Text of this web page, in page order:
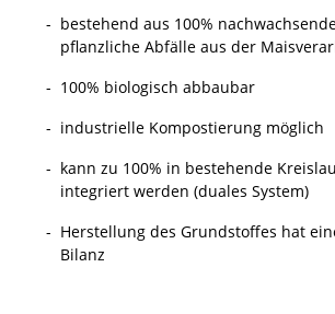
bestehend aus 100%
pflanzliche Abfälle aus der
100% biologisch abbaubar
industrielle Kompostierung möglich
kann zu 100% in bestehende
integriert werden (duales System)
Herstellung des Grundstoffes hat
Bilanz